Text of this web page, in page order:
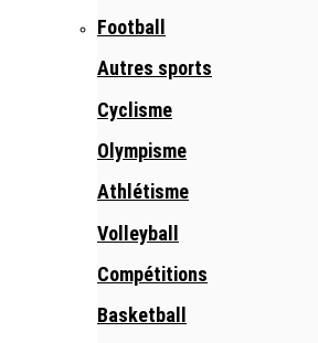
Football
Autres sports
Cyclisme
Olympisme
Athlétisme
Volleyball
Compétitions
Basketball